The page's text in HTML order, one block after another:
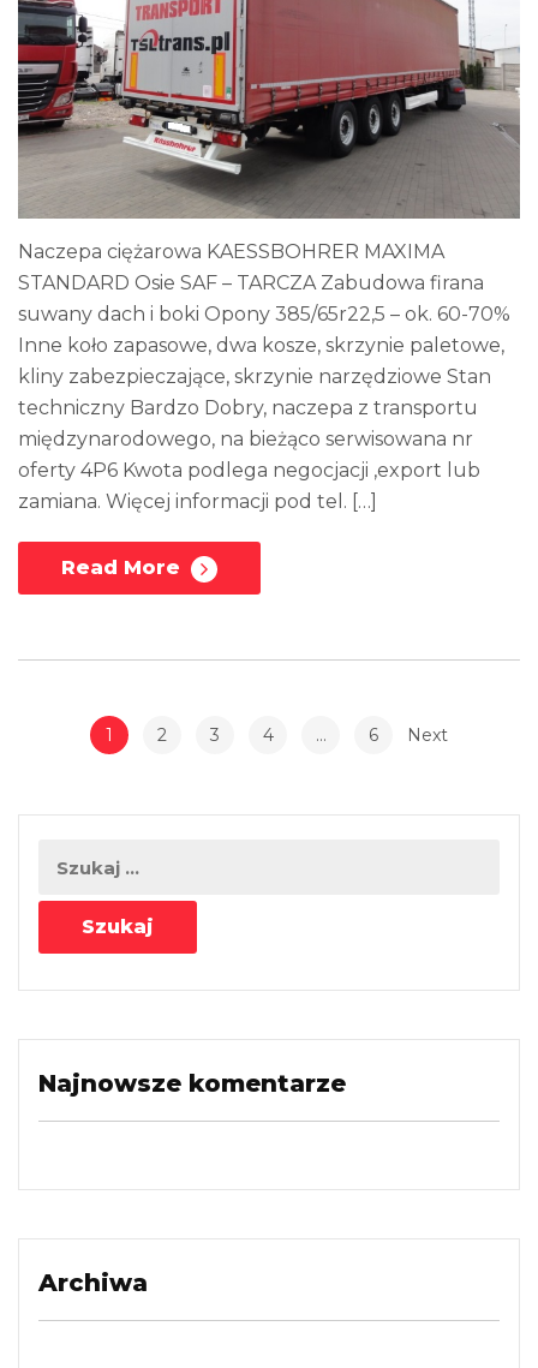
Naczepa ciężarowa KAESSBOHRER MAXIMA
STANDARD Osie SAF – TARCZA Zabudowa firana
suwany dach i boki Opony 385/65r22,5 – ok. 60-70%
Inne koło zapasowe, dwa kosze, skrzynie paletowe,
kliny zabezpieczające, skrzynie narzędziowe Stan
techniczny Bardzo Dobry, naczepa z transportu
międzynarodowego, na bieżąco serwisowana nr
oferty 4P6 Kwota podlega negocjacji ,export lub
zamiana. Więcej informacji pod tel. […]
Read More
1 2 3 4 … 6 Next
Najnowsze komentarze
Archiwa